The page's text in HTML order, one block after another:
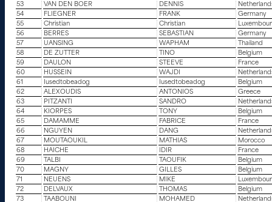
53
VAN DEN BOER DENNIS
54
FLIEGNER FRANK
Germany
55
Christian Christian
56
BERRES SEBASTIAN
Germany
57
UANSING WAPHAM
Thailand
58
DE ZUTTER TINO
Belgium
59
DAULON STEEVE
France
60
HUSSEIN WAJDI
61
Iusedtobeadog Iusedtobeadog
Belgium
62
ALEXOUDIS ANTONIOS
Greece
63
PITZANTI SANDRO
64
KIORPES TONY
Belgium
65
DAMAMME FABRICE
France
66
NGUYEN DANG
67
MOUTAOUKIL MATHIAS
Morocco
68
HAICHE IDIR
France
69
TALBI TAOUFIK
Belgium
70
MAGNY GILLES
Belgium
71
NEUENS MIKE
72
DELVAUX THOMAS
Belgium
73
TAABOUNI MOHAMED